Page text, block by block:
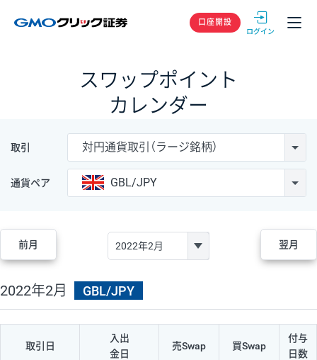
GMOクリック
口座開設
スワップポイント
カレンダー
取引 対円通貨取引（ラージ銘柄）
通貨ペア GBL/JPY
前月 翌月
2022年2月 GBL/JPY
取引日
入出
金日
売Swap 買Swap
付与
日数